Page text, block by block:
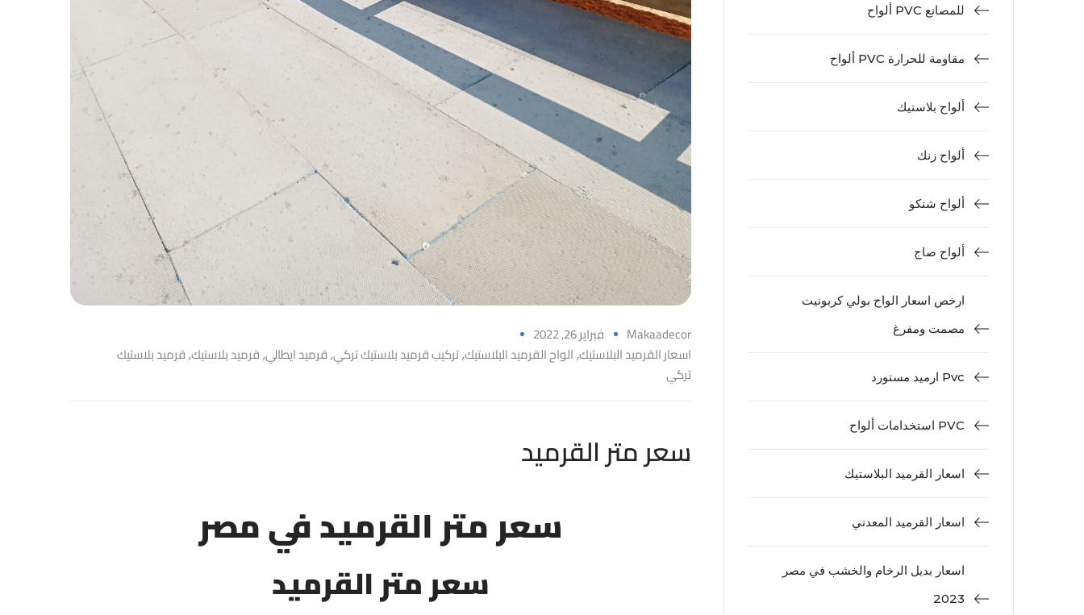
Makaadecor
فبراير 26, 2022
اسعار القرميد البلاستيك, الواح القرميد البلاستيك,تركيب قرميد بلاستيك تركي, قرميد ايطالي, قرميد بلاستيك, قرميد بلاستيك
تركي
سعر متر القرميد
سعر متر القرميد في مصر
سعر متر القرميد
ألواح PVC للمصانع
ألواح PVC مقاومة للحرارة
ألواح بلاستيك
ألواح زنك
ألواح شنكو
ألواح صاج
ارخص اسعار الواح بولي كربونيت
مصمت ومفرغ
ارميد مستورد Pvc
استخدامات ألواح PVC
اسعار القرميد البلاستيك
اسعار القرميد المعدني
اسعار بديل الرخام والخشب في مصر
2023